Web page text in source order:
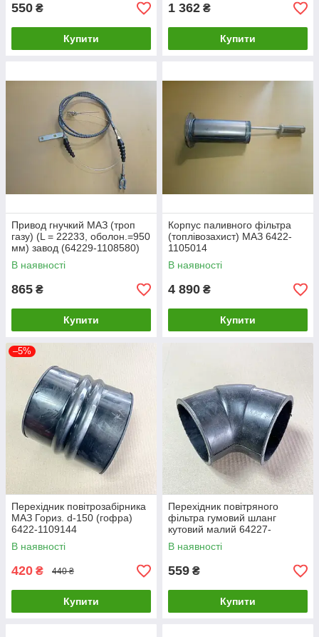
550 ₴
Купити
1 362 ₴
Купити
Привод гнучкий МАЗ (троп
газу) (L = 22233, оболон.=950
мм) завод (64229-1108580)
64229-1108580-01
В наявності
865 ₴
Купити
Корпус паливного фільтра
(топлівозахист) МАЗ 6422-
1105014
В наявності
4 890 ₴
Купити
–5%
Перехідник повітрозабірника
МАЗ Гориз. d-150 (гофра)
6422-1109144
В наявності
420 ₴ 440 ₴
Купити
Перехідник повітряного
фільтра гумовий шланг
кутовий малий 64227-
1109375
В наявності
559 ₴
Купити